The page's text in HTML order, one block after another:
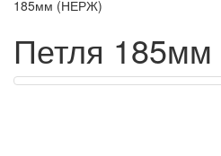
185мм (НЕРЖ)
Петля